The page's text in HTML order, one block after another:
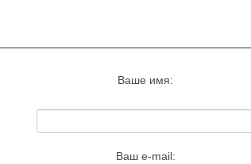
Ваше имя:
Ваш e-mail: